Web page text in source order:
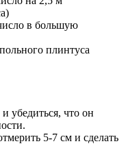
в большую
плинтуса
убедиться, что он
5-7 см и сделать